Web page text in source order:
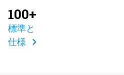
100+
標準と
仕様